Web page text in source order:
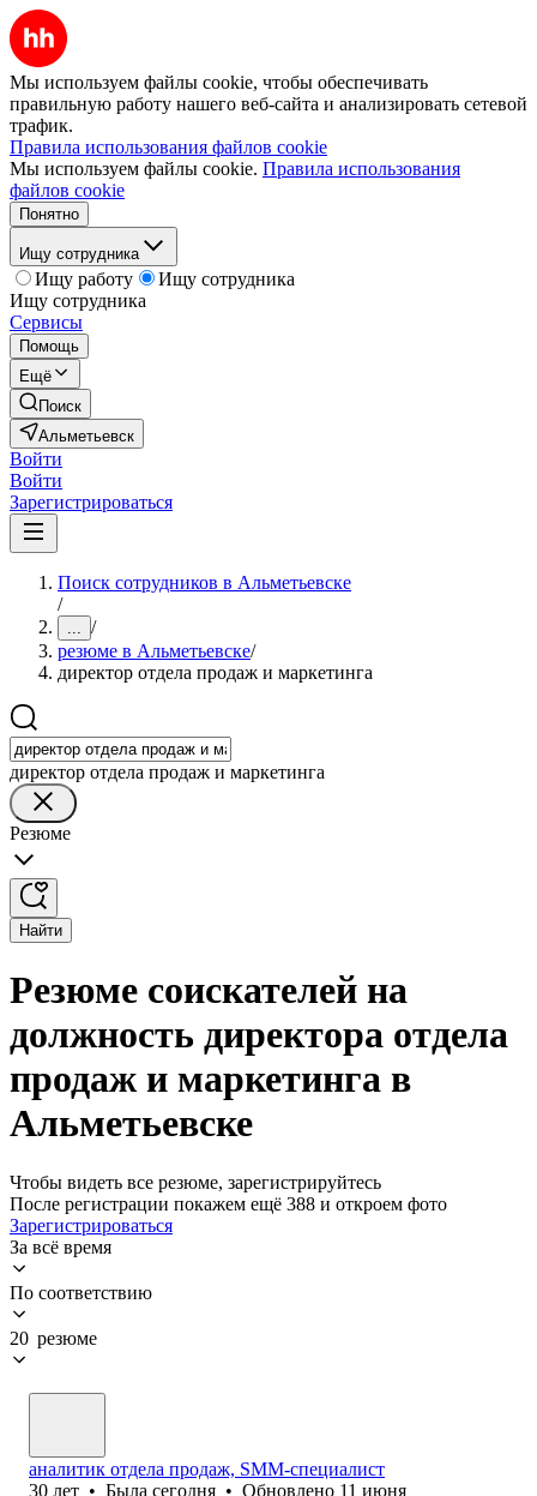
Мы используем файлы cookie, чтобы обеспечивать
правильную работу нашего веб-сайта и анализировать сетевой
трафик.
Правила использования файлов cookie
Мы используем файлы cookie. Правила использования
файлов cookie
Понятно
Ищу сотрудника
Ищу работу
Ищу сотрудника
Ищу сотрудника
Сервисы
Помощь
Ещё
Поиск
Альметьевск
Войти
Войти
Зарегистрироваться
Поиск сотрудников в Альметьевске
/
... /
резюме в Альметьевске/
директор отдела продаж и маркетинга
директор отдела продаж и маркетинга
Резюме
Найти
Резюме соискателей на
должность директора отдела
продаж и маркетинга в
Альметьевске
Чтобы видеть все резюме, зарегистрируйтесь
После регистрации покажем ещё 388 и откроем фото
Зарегистрироваться
За всё время
По соответствию
20 резюме
аналитик отдела продаж, SMM-специалист
30 лет • Была сегодня • Обновлено 11 июня